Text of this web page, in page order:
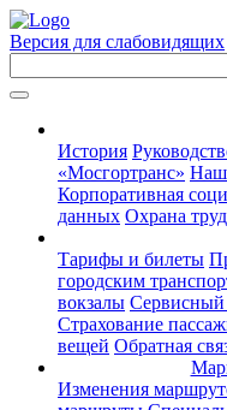
Версия для слабовидящих
История
«Мосгортранс»
Корпоративная
данных Охрана
Тарифы и билеты
городским
вокзалы Сервисный
Страхование
вещей Обратная
Изменения